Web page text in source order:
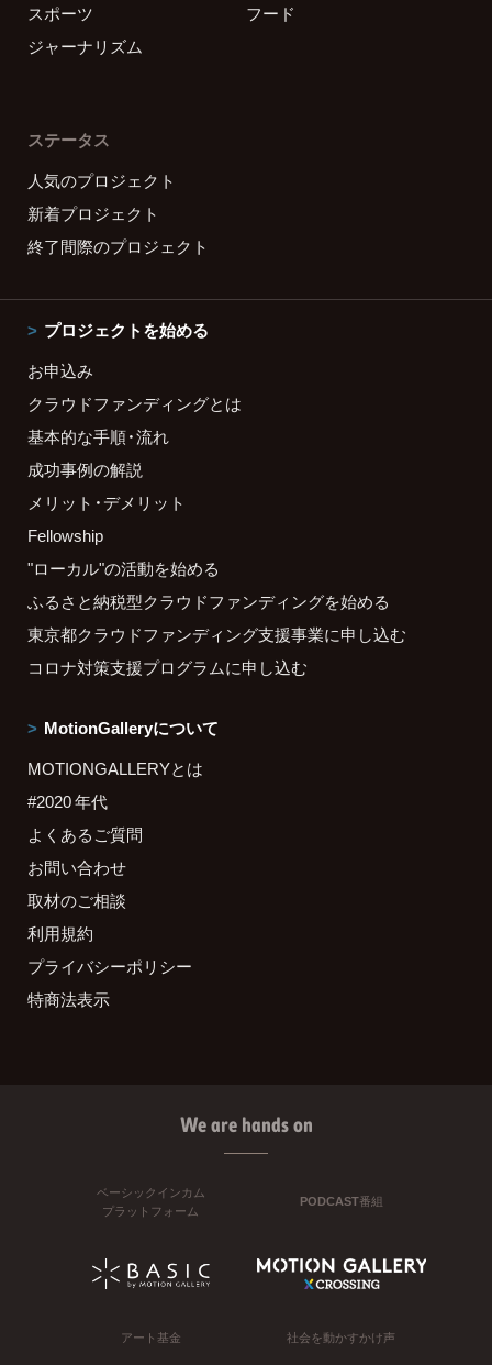
スポーツ
フード
ジャーナリズム
ステータス
人気のプロジェクト
新着プロジェクト
終了間際のプロジェクト
プロジェクトを始める
お申込み
クラウドファンディングとは
基本的な手順・流れ
成功事例の解説
メリット・デメリット
Fellowship
"ローカル"の活動を始める
ふるさと納税型クラウドファンディングを始める
東京都クラウドファンディング支援事業に申し込む
コロナ対策支援プログラムに申し込む
MotionGalleryについて
MOTIONGALLERYとは
#2020 年代
よくあるご質問
お問い合わせ
取材のご相談
利用規約
プライバシーポリシー
特商法表示
We are hands on
ベーシックインカム
プラットフォーム
PODCAST番組
アート基金 社会を動かすかけ声